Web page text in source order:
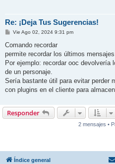
Re: ¡Deja Tus Sugerencias!
M
n
a
j
Vie Ago 02, 2024 9:31 pm
Comando recordar
permite recordar los últimos
Por ejemplo: recordar ooc devolvería
de un personaje.
Sería bastante útil para evitar perder
con plugins en el cliente para
Responder
2 mensajes •
Índice general